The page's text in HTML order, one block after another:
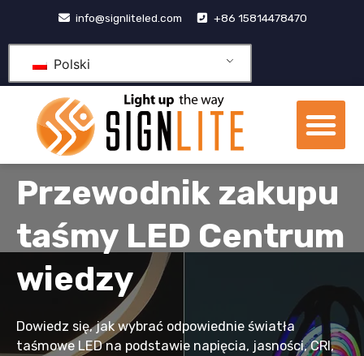
treści
info@signliteled.com +86 15814478470
Polski
Przewodnik zakupu
taśmy LED Centrum
wiedzy
Dowiedz się, jak wybrać odpowiednie światła
taśmowe LED na podstawie napięcia, jasności, CRI,